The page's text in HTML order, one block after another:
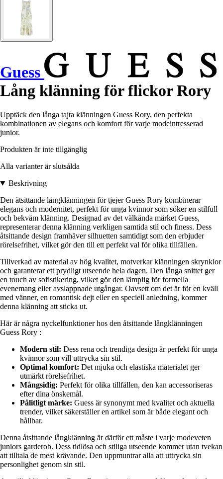
Guess
Lång klänning för flickor Rory
Upptäck den långa tajta klänningen Guess Rory, den perfekta
kombinationen av elegans och komfort för varje modeintresserad
junior.
Produkten är inte tillgänglig
Alla varianter är slutsålda
Beskrivning
Den åtsittande långklänningen för tjejer Guess Rory kombinerar
elegans och modernitet, perfekt för unga kvinnor som söker en stilfull
och bekväm klänning. Designad av det välkända märket Guess,
representerar denna klänning verkligen samtida stil och finess. Dess
åtsittande design framhäver silhuetten samtidigt som den erbjuder
rörelsefrihet, vilket gör den till ett perfekt val för olika tillfällen.
Tillverkad av material av hög kvalitet, motverkar klänningen skrynklor
och garanterar ett prydligt utseende hela dagen. Den långa snittet ger
en touch av sofistikering, vilket gör den lämplig för formella
evenemang eller avslappnade utgångar. Oavsett om det är för en kväll
med vänner, en romantisk dejt eller en speciell anledning, kommer
denna klänning att sticka ut.
Här är några nyckelfunktioner hos den åtsittande långklänningen
Guess Rory :
Modern stil: Dess rena och trendiga design är perfekt för unga
kvinnor som vill uttrycka sin stil.
Optimal komfort: Det mjuka och elastiska materialet ger
utmärkt rörelsefrihet.
Mångsidig: Perfekt för olika tillfällen, den kan accessoriseras
efter dina önskemål.
Pålitligt märke: Guess är synonymt med kvalitet och aktuella
trender, vilket säkerställer en artikel som är både elegant och
hållbar.
Denna åtsittande långklänning är därför ett måste i varje modeveten
juniors garderob. Dess tidlösa och stiliga utseende kommer utan tvekan
att tilltala de mest krävande. Den uppmuntrar alla att uttrycka sin
personlighet genom sin stil.